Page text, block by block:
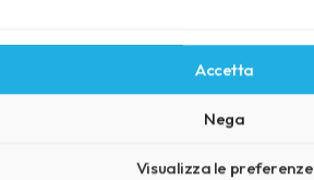
Accetta
Nega
Visualizza le preferenze
del regolamento
due cose: protezione e
appoggia su norme già esistenti
NIS, introducendo anche regole